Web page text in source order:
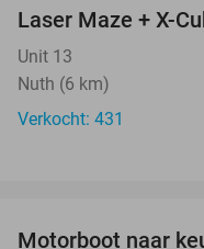
Laser Maze + X-
Unit 13
Nuth (6 km)
Verkocht: 431
Motorboot naar